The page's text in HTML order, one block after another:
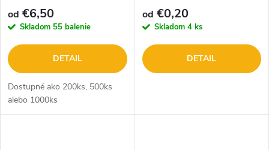
od €6,50
Skladom 55 balenie
DETAIL
Dostupné ako 200ks, 500ks
alebo 1000ks
od €0,20
Skladom 4 ks
DETAIL